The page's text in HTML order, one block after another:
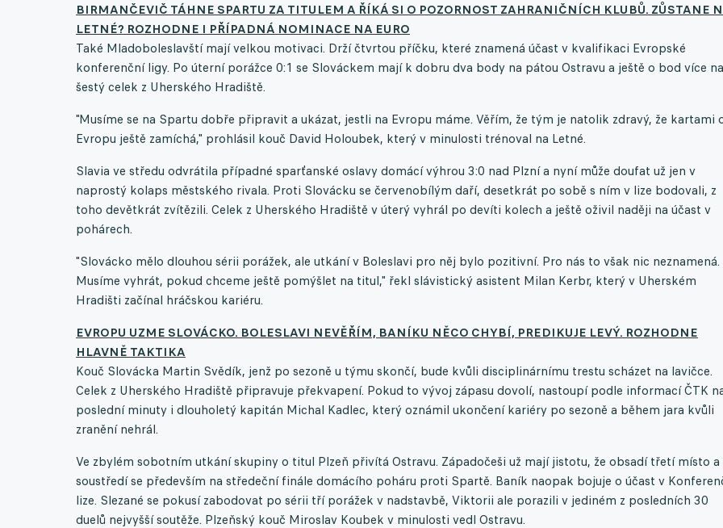
BIRMANČEVIČ TÁHNE SPARTU ZA TITULEM A ŘÍKÁ SI O POZORNOST ZAHRANIČNÍCH KLUBŮ. ZŮSTANE
LETNÉ? ROZHODNE I PŘÍPADNÁ NOMINACE NA EURO
Také Mladoboleslavští mají velkou motivaci. Drží čtvrtou příčku, které znamená účast v kvalifikaci Evropské
konferenční ligy. Po úterní porážce 0:1 se Slováckem mají k dobru dva body na pátou Ostravu a ještě o bod více na
šestý celek z Uherského Hradiště.
"Musíme se na Spartu dobře připravit a ukázat, jestli na Evropu máme. Věřím, že tým je natolik zdravý, že kartami
Evropu ještě zamíchá," prohlásil kouč David Holoubek, který v minulosti trénoval na Letné.
Slavia ve středu odvrátila případné sparťanské oslavy domácí výhrou 3:0 nad Plzní a nyní může doufat už jen v
naprostý kolaps městského rivala. Proti Slovácku se červenobílým daří, desetkrát po sobě s ním v lize bodovali, z
toho devětkrát zvítězili. Celek z Uherského Hradiště v úterý vyhrál po devíti kolech a ještě oživil naději na účast v
pohárech.
"Slovácko mělo dlouhou sérii porážek, ale utkání v Boleslavi pro něj bylo pozitivní. Pro nás to však nic neznamená.
Musíme vyhrát, pokud chceme ještě pomýšlet na titul," řekl slávistický asistent Milan Kerbr, který v Uherském
Hradišti začínal hráčskou kariéru.
EVROPU UZME SLOVÁCKO. BOLESLAVI NEVĚŘÍM, BANÍKU NĚCO CHYBÍ, PREDIKUJE LEVÝ. ROZHODNE
HLAVNĚ TAKTIKA
Kouč Slovácka Martin Svědík, jenž po sezoně u týmu skončí, bude kvůli disciplinárnímu trestu scházet na lavičce.
Celek z Uherského Hradiště připravuje překvapení. Pokud to vývoj zápasu dovolí, nastoupí podle informací ČTK
poslední minuty i dlouholetý kapitán Michal Kadlec, který oznámil ukončení kariéry po sezoně a během jara kvůli
zranění nehrál.
Ve zbylém sobotním utkání skupiny o titul Plzeň přivítá Ostravu. Západočeši už mají jistotu, že obsadí třetí místo a
soustředí se především na středeční finále domácího poháru proti Spartě. Baník naopak bojuje o účast v
lize. Slezané se pokusí zabodovat po sérii tří porážek v nadstavbě, Viktorii ale porazili v jediném z posledních 30
duelů nejvyšší soutěže. Plzeňský kouč Miroslav Koubek v minulosti vedl Ostravu.